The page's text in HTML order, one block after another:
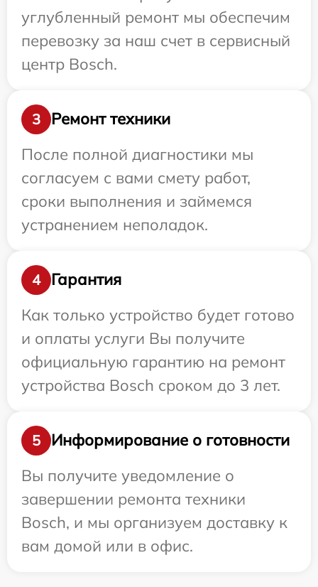
углубленный ремонт мы обеспечим
перевозку за наш счет в сервисный
центр Bosch.
3
Ремонт техники
После полной диагностики мы
согласуем с вами смету работ,
сроки выполнения и займемся
устранением неполадок.
4
Гарантия
Как только устройство будет готово
и оплаты услуги Вы получите
официальную гарантию на ремонт
устройства Bosch сроком до 3 лет.
5
Информирование о готовности
Вы получите уведомление о
завершении ремонта техники
Bosch, и мы организуем доставку к
вам домой или в офис.